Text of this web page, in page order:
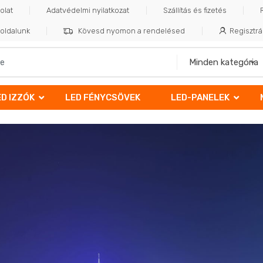
Adatvédelmi nyilatkozat Szállítás és fizetés
Kövesd nyomon a rendelésed
IZZÓK LED FÉNYCSÖVEK LED-PANELEK